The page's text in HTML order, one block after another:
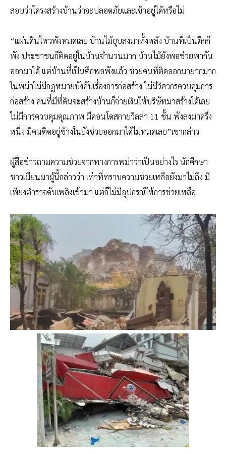
สอบว่าโครงสร้างบ้านว่าจะปลอดภัยและเข้าอยู่ได้หรือไม่
“แผ่นดินไหวพังหมดเลย บ้านไม้ยุบลงมาทั้งหลัง บ้านที่เป็นตึกก็
พัง ประชาชนก็ติดอยู่ในบ้านจำนวนมาก บ้านไม้ยังพอช่วยพากัน
ออกมาได้ แต่บ้านที่เป็นตึกพอพังแล้ว ช่วยคนที่ติดออกมายากมาก
ในพม่าไม่มีกฏหมายบังคับเรื่องการก่อสร้าง ไม่มีวิศวกรควบคุมการ
ก่อสร้าง คนที่มีที่ดินจะสร้างบ้านก็จ่ายเงินให้บริษัทมาสร้างได้เลย
ไม่มีการควบคุมคุณภาพ มีคอนโดสกายวิลล่า 11 ชั้น พังลงมาครึ่ง
หนึ่ง มีคนติดอยู่ข้างในยังช่วยออกมาได้ไม่หมดเลย”เขากล่าว
ผู้สื่อข่าวถามความช่วยจากทางการพม่าว่าเป็นอย่างไร นักศึกษา
ชาวเมียนมาผู้นี้กล่าวว่า เท่าที่ทราบความช่วยเหลือยังมาไม่ถึง มี
เพียงตำรวจดับเพลิงเข้ามา แต่ก็ไม่มีอุปกรณ์ให้การช่วยเหลือ